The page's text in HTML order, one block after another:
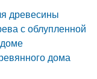
древесины
с облупленной
дома